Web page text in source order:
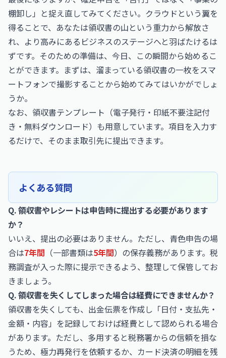
棚卸し」と捉え直してみてください。クラウドという翼を
得ることで、あなたは領収書の山という重力から解放さ
れ、より高みにあるビジネスのステージへと羽ばたけるは
ずです。そのための準備は、今日、この瞬間から始めるこ
とができます。まずは、溜まっている領収書の一枚をスマ
ートフォンで撮影することから始めてみてはいかがでしょ
うか。
なお、 領収書テンプレート（電子発行・印紙不要注記付
き・無料ダウンロード） も用意しています。項目を入力す
るだけで、そのまま取引先に提出できます。
よくある質問
Q. 領収書やレシートは申告時に提出する必要があります
か？
いいえ、提出の必要はありません。ただし、青色申告の場
合は7年間 （一部書類は5年間）の保存義務があります。税
務調査が入った際に提示できるよう、整理して保管してお
きましょう。
Q. 領収書を失くしてしまった場合は経費にできませんか？
領収書を失くしても、出金伝票を作成し「日付・支払先・
金額・内容」を記録しておけば経費として認められる場合
があります。ただし、多用すると税務署からの信頼を損な
うため、極力再発行を依頼するか、カード決済の明細を残